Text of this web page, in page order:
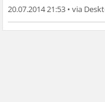
20.07.2014 21:53 •